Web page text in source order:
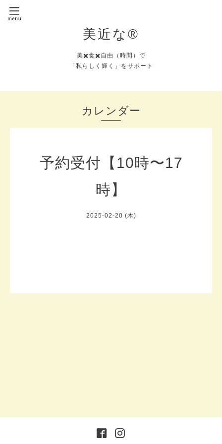
美近な®︎
美✖️食✖️自由（時間）で
「私らしく輝く」をサポート
カレンダー
予約受付【10時〜17
時】
2025-02-20 (木)